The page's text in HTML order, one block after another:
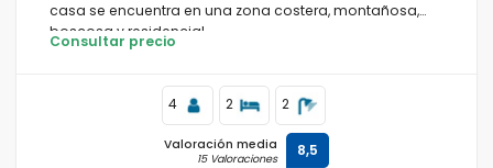
casa se encuentra en una zona costera, montañosa,
boscosa y residencial.
Consultar precio
4 2 2
Valoración media
15 Valoraciones 8,5